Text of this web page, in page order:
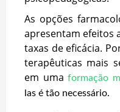
As opções
apresentam efeitos
taxas de eficácia.
terapêuticas mais
em uma formação
las é tão necessário.